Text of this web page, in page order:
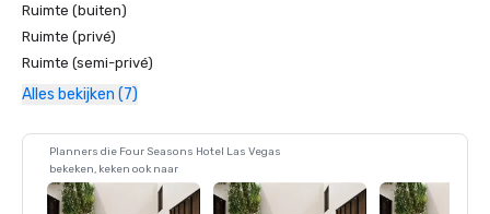
Ruimte (buiten)
Ruimte (privé)
Ruimte (semi-privé)
Alles bekijken (7)
Planners die Four Seasons Hotel Las Vegas
bekeken, keken ook naar